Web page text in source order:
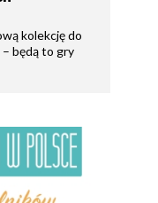
kolekcję do
będą to gry